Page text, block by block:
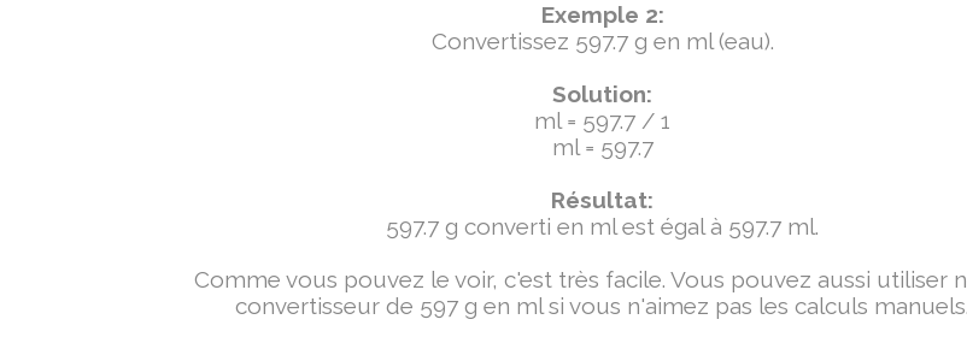
Exemple 2:
Convertissez 597.7 g en ml (eau).
Solution:
ml = 597.7 / 1
ml = 597.7
Résultat:
597.7 g converti en ml est égal à 597.7 ml.
Comme vous pouvez le voir, c'est très facile. Vous pouvez aussi utiliser
convertisseur de 597 g en ml si vous n'aimez pas les calculs manuels.